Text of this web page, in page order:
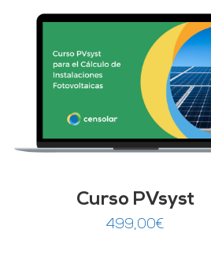
Curso PVsyst
499,00€
AÑADIR AL CARRITO /